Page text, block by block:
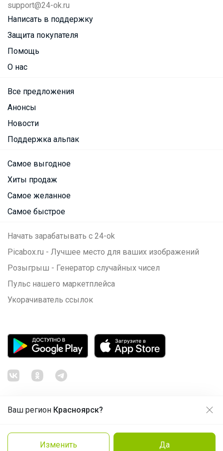
Ваш регион Красноярск?
Изменить Да
support@24-ok.ru
Написать в поддержку
Защита покупателя
Помощь
О нас
Все предложения
Анонсы
Новости
Поддержка альпак
Самое выгодное
Хиты продаж
Самое желанное
Самое быстрое
Начать зарабатывать с 24-ok
Picabox.ru - Лучшее место для ваших изображений
Розыгрыш - Генератор случайных чисел
Пульс нашего маркетплейса
Укорачиватель ссылок
Политика конфиденциальности
Cоглашение пользователя
Продолжая использовать этот сайт и нажимая кнопку